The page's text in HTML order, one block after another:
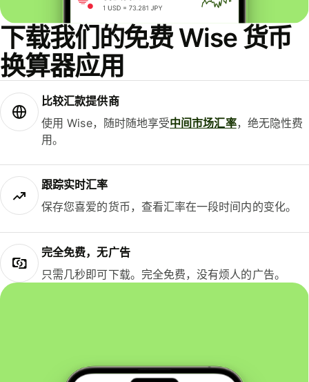
下载我们的免费 Wise 货币
换算器应用
比较汇款提供商
使用 Wise，随时随地享受中间市场汇率，绝无隐性费
用。
跟踪实时汇率
保存您喜爱的货币，查看汇率在一段时间内的变化。
完全免费，无广告
只需几秒即可下载。完全免费，没有烦人的广告。